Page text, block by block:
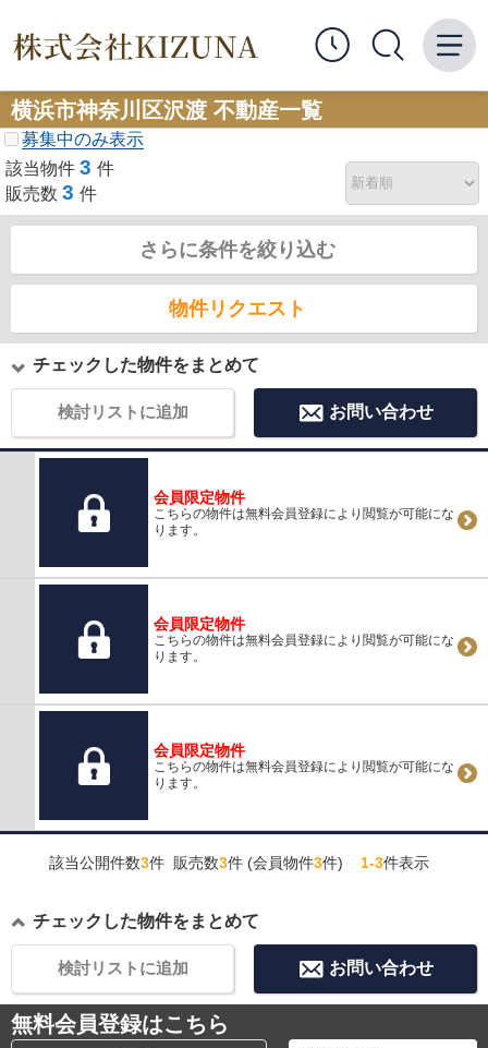
横浜市神奈川区沢渡 不動産一覧
募集中のみ表示
該当物件 3 件
販売数 3 件
さらに条件を絞り込む
物件リクエスト
チェックした物件をまとめて
検討リストに追加 お問い合わせ
会員限定物件
こちらの物件は無料会員登録により閲覧が可能にな
ります。
会員限定物件
こちらの物件は無料会員登録により閲覧が可能にな
ります。
会員限定物件
こちらの物件は無料会員登録により閲覧が可能にな
ります。
該当公開件数3件 販売数3件 (会員物件3件) 1-3件表示
チェックした物件をまとめて
お問い合わせ
検討リストに追加
無料会員登録はこちら